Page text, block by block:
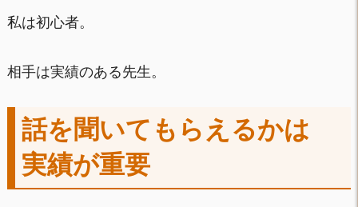
私は初心者。
相手は実績のある先生。
話を聞いてもらえるかは
実績が重要